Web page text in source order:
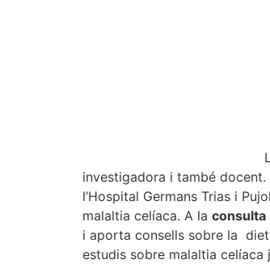
investigadora i també
l’Hospital Germans Trias i
malaltia celíaca. A la consulta
i aporta consells sobre la
estudis sobre malaltia celíaca